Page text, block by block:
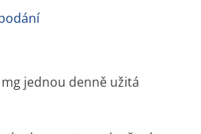
jednou denně užitá